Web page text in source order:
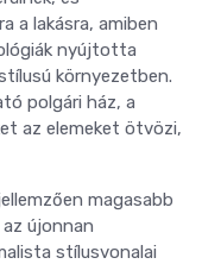
a lakásra, amiben
nyújtotta
környezetben.
polgári ház, a
az elemeket ötvözi,
magasabb
újonnan
stílusvonalai